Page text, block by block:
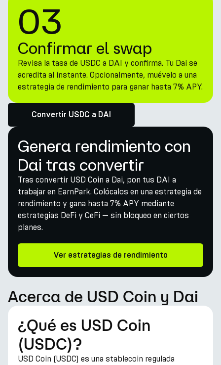
03
Confirmar el swap
Revisa la tasa de USDC a DAI y confirma. Tu Dai se
acredita al instante. Opcionalmente, muévelo a una
estrategia de rendimiento para ganar hasta 7% APY.
Convertir USDC a DAI
Genera rendimiento con
Dai tras convertir
Tras convertir USD Coin a Dai, pon tus DAI a
trabajar en EarnPark. Colócalos en una estrategia de
rendimiento y gana hasta 7% APY mediante
estrategias DeFi y CeFi — sin bloqueo en ciertos
planes.
Ver estrategias de rendimiento
Acerca de USD Coin y Dai
¿Qué es USD Coin
(USDC)?
USD Coin (USDC) es una stablecoin regulada